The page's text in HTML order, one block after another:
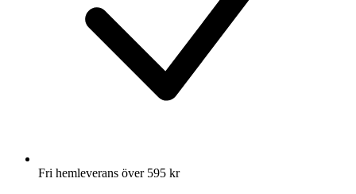
Fri hemleverans över 595 kr